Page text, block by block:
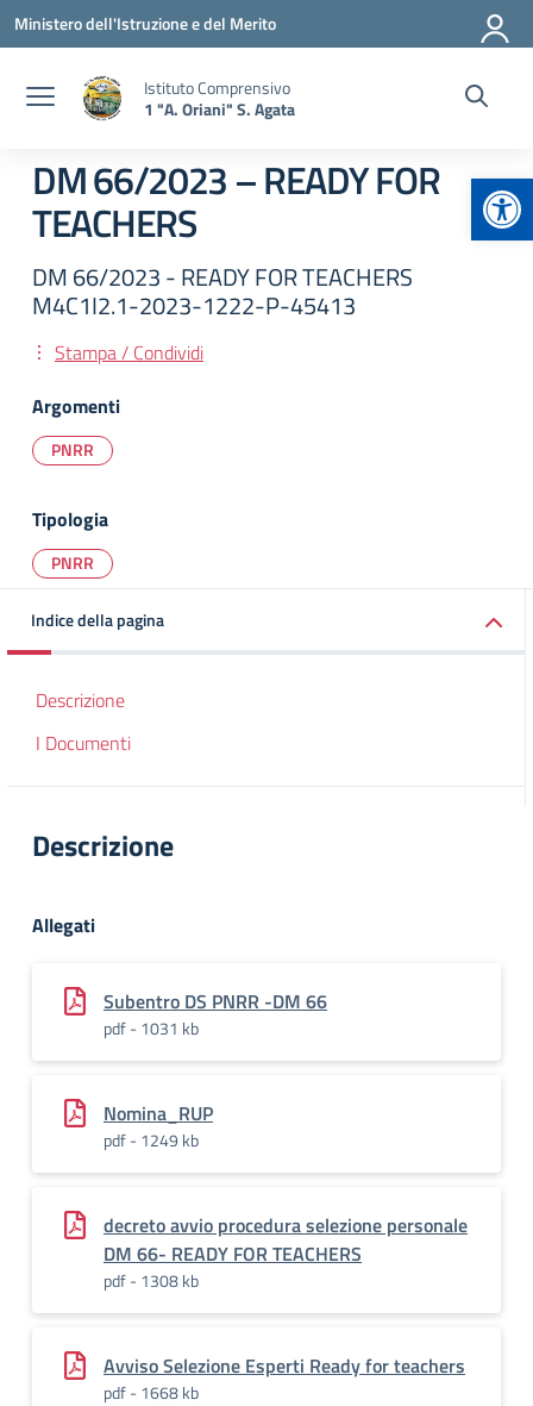
Vai ai contenuti
Vai al menu di navigazione
Vai al footer
Ministero dell'Istruzione e del Merito
Istituto Comprensivo
1 "A. Oriani" S. Agata
DM 66/2023 – READY FOR
TEACHERS
DM 66/2023 - READY FOR TEACHERS
M4C1I2.1-2023-1222-P-45413
Stampa / Condividi
Argomenti
PNRR
Tipologia
PNRR
Indice della pagina
Descrizione
I Documenti
Descrizione
Allegati
Subentro DS PNRR -DM 66
pdf - 1031 kb
Nomina_RUP
pdf - 1249 kb
decreto avvio procedura selezione personale
DM 66- READY FOR TEACHERS
pdf - 1308 kb
Avviso Selezione Esperti Ready for teachers
pdf - 1668 kb